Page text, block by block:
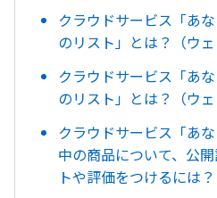
クラウドサービス「あ
のリスト」とは？（ウェ
クラウドサービス「あ
のリスト」とは？（ウェ
クラウドサービス「あ
中の商品について、公
トや評価をつけるには